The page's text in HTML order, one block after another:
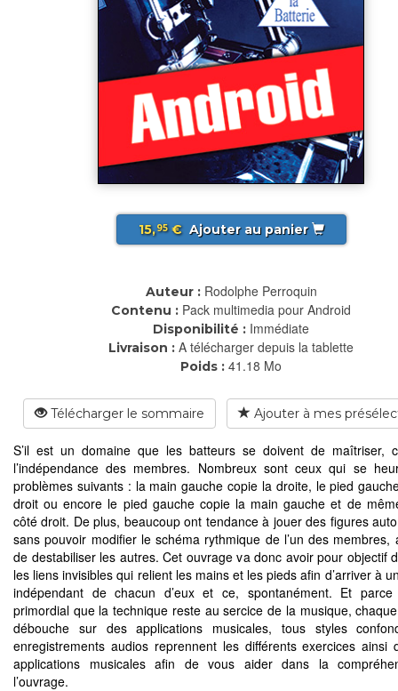
15,95€ Ajouter au panier
Auteur : Rodolphe Perroquin
Contenu : Pack multimedia pour Android
Disponibilité : Immédiate
Livraison : A télécharger depuis la tablette
Poids : 41.18 Mo
Télécharger le sommaire Ajouter à mes
S’il est un domaine que les batteurs se doivent de maîtriser,
l’indépendance des membres. Nombreux sont ceux qui se
problèmes suivants : la main gauche copie la droite, le pied
droit ou encore le pied gauche copie la main gauche et de
côté droit. De plus, beaucoup ont tendance à jouer des figures
sans pouvoir modifier le schéma rythmique de l’un des membres,
de destabiliser les autres. Cet ouvrage va donc avoir pour objectif
les liens invisibles qui relient les mains et les pieds afin d’arriver à
indépendant de chacun d’eux et ce, spontanément. Et parce
primordial que la technique reste au sercice de la musique,
débouche sur des applications musicales, tous styles
enregistrements audios reprennent les différents exercices ainsi
applications musicales afin de vous aider dans la
l’ouvrage.